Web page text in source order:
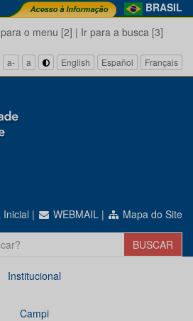
BRASIL
o menu [2] | Ir para a busca [3]
a- a English Español Français
Inicial | WEBMAIL | Mapa do Site
Institucional
Campi